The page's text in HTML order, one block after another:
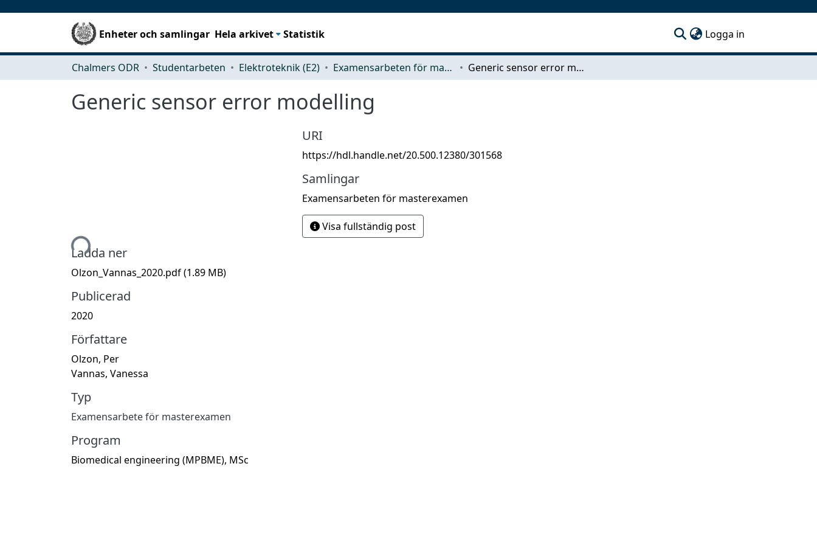
Enheter och samlingar Hela arkivet Statistik Logga in
Chalmers ODR Studentarbeten Elektroteknik (E2) Examensarbeten för masterexamen Generic sensor error modelling
Generic sensor error modelling
Hämtar...
Ladda ner
Olzon_Vannas_2020.pdf(1.89 MB)
Publicerad
2020
Författare
Olzon, Per
Vannas, Vanessa
Typ
Examensarbete för masterexamen
Program
Biomedical engineering (MPBME), MSc
URI
https://hdl.handle.net/20.500.12380/301568
Samlingar
Examensarbeten för masterexamen
Visa fullständig post